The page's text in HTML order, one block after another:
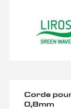
Corde
0,8mm